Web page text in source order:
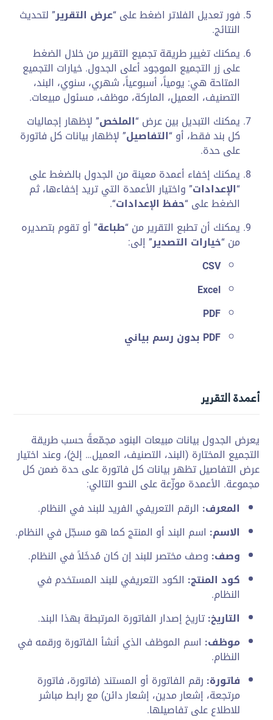
فور تعديل الفلاتر اضغط على “عرض التقرير” لتحديث
النتائج.
يمكنك تغيير طريقة تجميع التقرير من خلال الضغط
على زر التجميع الموجود أعلى الجدول. خيارات التجميع
المتاحة هي: يومياً، أسبوعياً، شهري، سنوي، البند،
التصنيف، العميل، الماركة، موظف، مسئول مبيعات.
يمكنك التبديل بين عرض “الملخص” لإظهار إجماليات
كل بند فقط، أو “التفاصيل” لإظهار بيانات كل فاتورة
على حدة.
يمكنك إخفاء أعمدة معينة من الجدول بالضغط على
“الإعدادات” واختيار الأعمدة التي تريد إخفاءها، ثم
الضغط على “حفظ الإعدادات“.
يمكنك أن تطبع التقرير من “طباعة” أو تقوم بتصديره
من “خيارات التصدير” إلى:
CSV
Excel
PDF
PDF بدون رسم بياني
أعمدة التقرير
يعرض الجدول بيانات مبيعات البنود مجمّعةً حسب طريقة
التجميع المختارة (البند، التصنيف، العميل… إلخ)، وعند اختيار
عرض التفاصيل تظهر بيانات كل فاتورة على حدة ضمن كل
مجموعة. الأعمدة موزّعة على النحو التالي:
المعرف: الرقم التعريفي الفريد للبند في النظام.
الاسم: اسم البند أو المنتج كما هو مسجّل في النظام.
وصف: وصف مختصر للبند إن كان مُدخَلاً في النظام.
كود المنتج: الكود التعريفي للبند المستخدم في
النظام.
التاريخ:تاريخ إصدار الفاتورة المرتبطة بهذا البند.
موظف: اسم الموظف الذي أنشأ الفاتورة ورقمه في
النظام.
فاتورة: رقم الفاتورة أو المستند (فاتورة، فاتورة
مرتجعة، إشعار مدين، إشعار دائن) مع رابط مباشر
للاطلاع على تفاصيلها.